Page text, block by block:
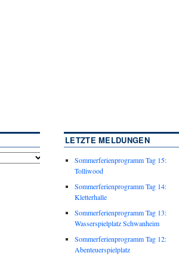
LETZTE MELDUNGEN
Sommerferienprogramm Tag 15:
Tolliwood
Sommerferienprogramm Tag 14:
Kletterhalle
Sommerferienprogramm Tag 13:
Wasserspielplatz Schwanheim
Sommerferienprogramm Tag 12:
Abenteuerspielplatz